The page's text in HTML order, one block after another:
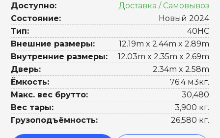
Доступно:
Доставка / Самовывоз
Состояние:
Новый 2024
Тип:
40HC
Внешние размеры:
12.19m x 2.44m x 2.89m
Внутренние размеры:
12.03m x 2.35m x 2.69m
Дверь:
2.34m x 2.58m
Ёмкость:
76.4 м3кг.
Макс. вес брутто:
30,480
Вес тары:
3,900 кг.
Грузоподъёмность:
26,580 кг.